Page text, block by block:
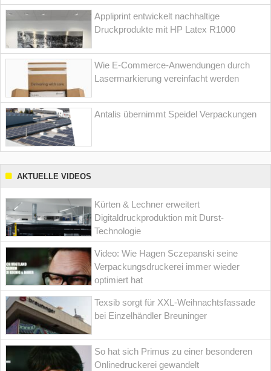
Appliprint entwickelt nachhaltige
Druckprodukte mit HP Latex R1000
Wie E-Commerce-Anwendungen durch
Lasermarkierung vereinfacht werden
Antalis übernimmt Speidel Verpackungen
AKTUELLE VIDEOS
Kürten & Lechner erweitert
Digitaldruckproduktion mit Durst-
Technologie
Video: Wie Hagen Sczepanski seine
Verpackungsdruckerei immer wieder
optimiert hat
Texsib sorgt für XXL-Weihnachtsfassade
bei Einzelhändler Breuninger
So hat sich Primus zu einer besonderen
Onlinedruckerei gewandelt